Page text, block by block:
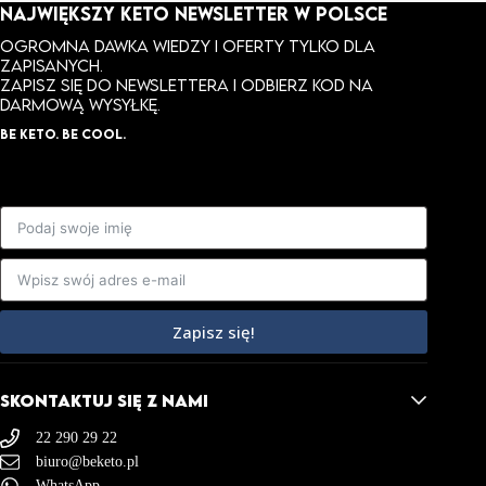
NAJWIĘKSZY KETO NEWSLETTER W POLSCE
Ogromna dawka wiedzy i oferty tylko dla
zapisanych.
ZAPISZ SIĘ DO NEWSLETTERA I ODBIERZ KOD NA
DARMOWĄ WYSYŁKĘ.
BE KETO. BE COOL.
Zapisz się!
SKONTAKTUJ SIĘ Z NAMI
22 290 29 22
biuro@beketo.pl